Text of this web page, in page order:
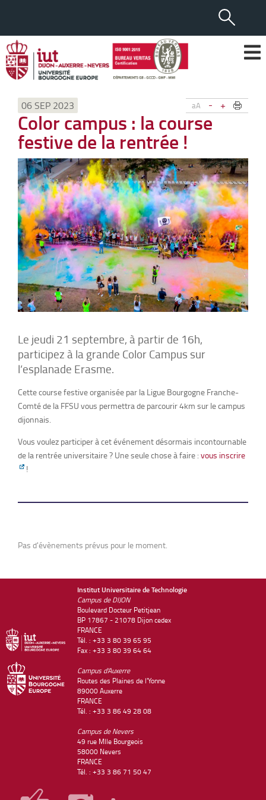
aA - +
06 SEP 2023
Color campus : la course
festive de la rentrée !
Le jeudi 21 septembre, à partir de 16h,
participez à la grande Color Campus sur
l’esplanade Erasme.
Cette course festive organisée par la Ligue Bourgogne Franche-
Comté de la FFSU vous permettra de parcourir 4km sur le campus
dijonnais.
Vous voulez participer à cet événement désormais incontournable
de la rentrée universitaire ? Une seule chose à faire : vous inscrire
!
Pas d'évènements prévus pour le moment.
Institut Universitaire de Technologie
Campus de DIJON
Boulevard Docteur Petitjean
BP 17867 - 21078 Dijon cedex
FRANCE
Tél. : +33 3 80 39 65 95
Fax : +33 3 80 39 64 64
Campus d'Auxerre
Routes des Plaines de l'Yonne
89000 Auxerre
FRANCE
Tél. : +33 3 86 49 28 08
Campus de Nevers
49 rue Mlle Bourgeois
58000 Nevers
FRANCE
Tél. : +33 3 86 71 50 47